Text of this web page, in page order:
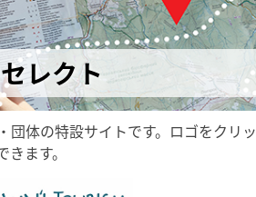
レクト
団体の特設サイトです。ロゴをクリ
ます。